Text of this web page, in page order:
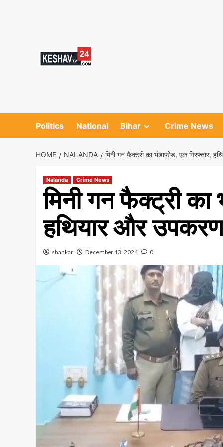
Politics National Bihar Crime News
HOME NALANDA मिनी गन फैक्ट्री का भंडाफोड़, एक गिरफ्तार,
Nalanda Crime News
मिनी गन फैक्ट्री का
हथियार और उपकरण
shankar December 13, 2024 0